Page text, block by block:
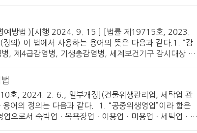
예방법 )[시행 2024. 9. 15.] [법률 제19715호, 2023.
의) 이 법에서 사용하는 용어의 뜻은 다음과 같다.1. “감
, 제4급감염병, 기생충감염병, 세계보건기구 감시대상 감
, 「의료기기법」 제2조에 따른 의료기기 등 의료 및 방역에
것을 말한다. 제51조(소독 의무) ① 특별자치시장ㆍ특별
방하기 위하여 청소나 소독을 실시하거나 쥐, 위생해충
. 이 경우 소독은 사람의 건강과 자연에 유해한 영향을 최
호, 2024. 2. 6., 일부개정](건물위생관리업, 세탁업 관
어의 정의는 다음과 같다. 1. “공중위생영업”이라 함은
으로서 숙박업ㆍ목욕장업ㆍ이용업ㆍ미용업ㆍ세탁업ㆍ건